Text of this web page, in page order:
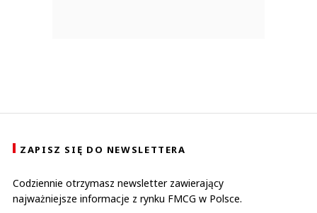
ZAPISZ SIĘ DO NEWSLETTERA
Codziennie otrzymasz newsletter zawierający
najważniejsze informacje z rynku FMCG w Polsce.